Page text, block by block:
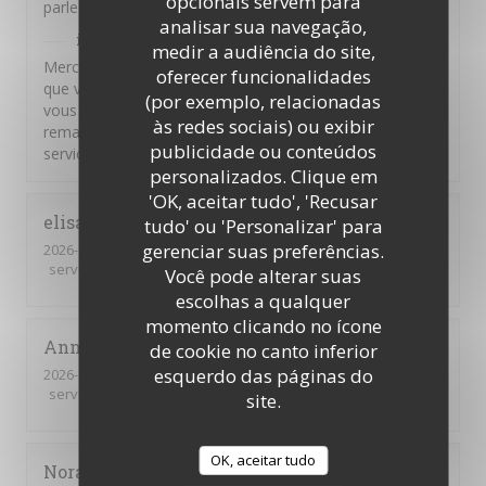
analisar sua navegação,
medir a audiência do site,
oferecer funcionalidades
(por exemplo, relacionadas
às redes sociais) ou exibir
publicidade ou conteúdos
personalizados. Clique em
'OK, aceitar tudo', 'Recusar
tudo' ou 'Personalizar' para
gerenciar suas preferências.
Você pode alterar suas
escolhas a qualquer
momento clicando no ícone
de cookie no canto inferior
esquerdo das páginas do
site.
OK, aceitar tudo
parle pas.
il Bacaro
has responded to the review
Merci pour vos commentaires. Nous sommes heureux
que vous ayez apprécié nos plats. Il n'appartient qu'à
vous de solliciter notre personnel pour faire part de vos
remarques ou de vos questions, nous sommes à votre
service
elisabeth
2026-03-10
- 19:45 - guests 3
service
ambience: 5/5 menu: 5/5 quality_price
Anna
2026-01-14
- 19:30 - guests 2
service
ambience menu: /5 quality_price
Nora